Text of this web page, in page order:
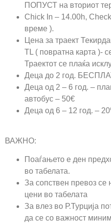
ПОПУСТ на вториот
Chick In – 14.00h,
време ).
Цена за траект
TL ( повратна карта )-
Траектот се плаќа
Деца до 2 год.
Деца од 2 – 6 год. –
автобус – 50€
Деца од 6 – 12 год. –
ВАЖНО:
Поаѓањето е ден
во табелата.
За сопствен превоз
цени во табелата
За влез во Р.Турција
да се со важност